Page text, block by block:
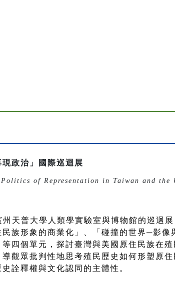
政治」國際巡迴展
of Representation in Taiwan and the
天普大學人類學實驗室與博物館的巡迴
族形象的商業化」、「碰撞的世界─影像
四個單元，探討臺灣與美國原住民族在
觀眾批判性地思考殖民歷史如何形塑原
詮釋權與文化認同的主體性。